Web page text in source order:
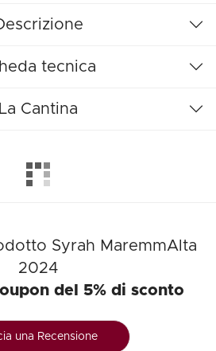
tecnica
La Cantina
Syrah MaremmAlta
2024
del 5% di sconto
una Recensione